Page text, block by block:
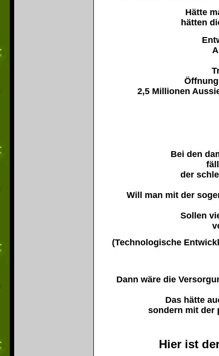
Hätte
hätten
2,5 Millionen
Bei den
der
Will man mit der
Sollen
(Technologische
Dann wäre die
Das hätte
sondern mit der
Hier ist